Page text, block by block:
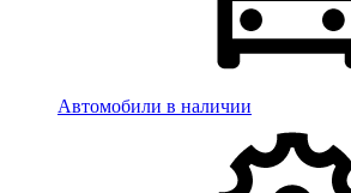
Автомобили в наличии